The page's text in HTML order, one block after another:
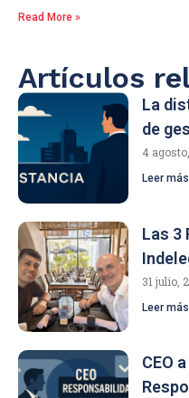
Read More »
Artículos
La
de
4
Leer
Las 3
31 julio,
Leer
CEO